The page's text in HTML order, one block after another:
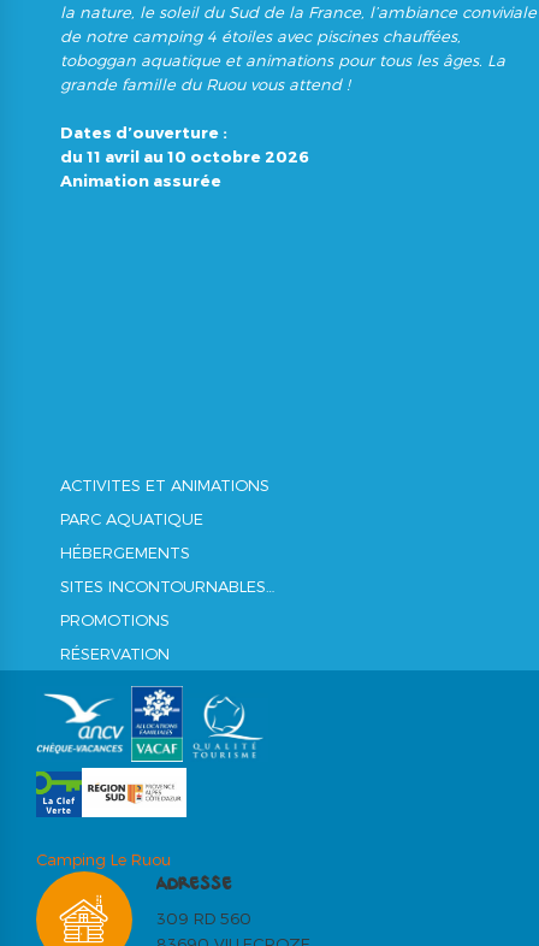
la nature, le soleil du Sud de la France, l’ambiance conviviale
de notre camping 4 étoiles avec piscines chauffées,
toboggan aquatique et animations pour tous les âges. La
grande famille du Ruou vous attend !
Dates d’ouverture :
du 11 avril au 10 octobre 2026
Animation assurée
ACTIVITES ET ANIMATIONS
PARC AQUATIQUE
HÉBERGEMENTS
SITES INCONTOURNABLES…
PROMOTIONS
RÉSERVATION
Camping Le Ruou
ADRESSE
309 RD 560